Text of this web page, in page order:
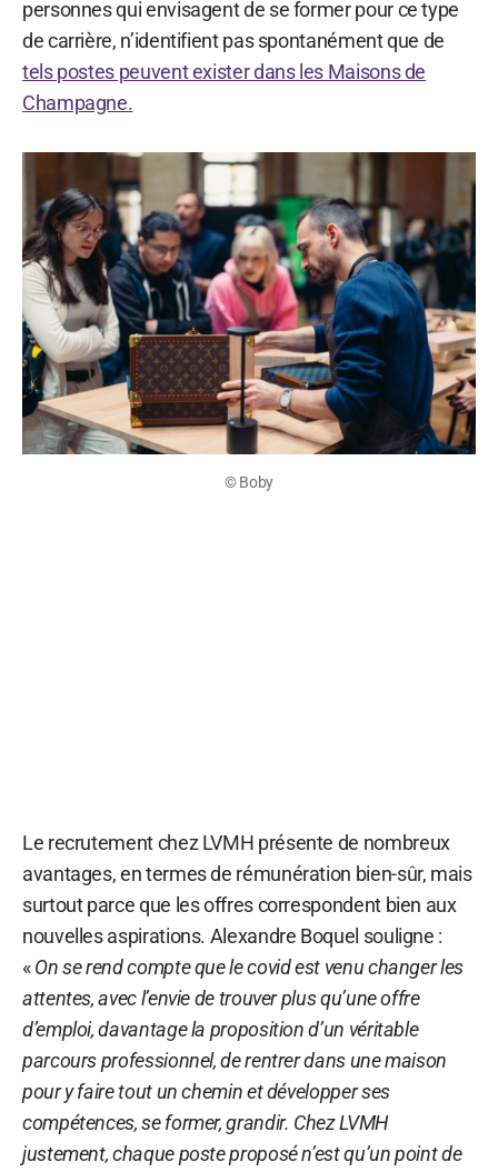
personnes qui envisagent de se former pour ce type
de carrière, n’identifient pas spontanément que de
tels postes peuvent exister dans les Maisons de
Champagne.
© Boby
Le recrutement chez LVMH présente de nombreux
avantages, en termes de rémunération bien-sûr, mais
surtout parce que les offres correspondent bien aux
nouvelles aspirations. Alexandre Boquel souligne :
«On se rend compte que le covid est venu changer les
attentes, avec l’envie de trouver plus qu’une offre
d’emploi, davantage la proposition d’un véritable
parcours professionnel, de rentrer dans une maison
pour y faire tout un chemin et développer ses
compétences, se former, grandir. Chez LVMH
justement, chaque poste proposé n’est qu’un point de